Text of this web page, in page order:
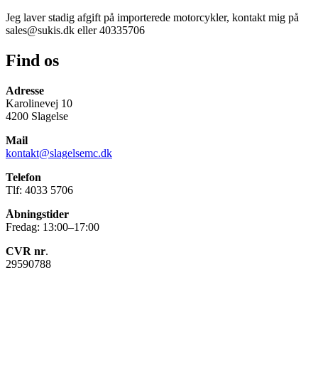
Jeg laver stadig afgift på importerede motorcykler, kontakt mig på
sales@sukis.dk eller 40335706
Find os
Adresse
Karolinevej 10
4200 Slagelse
Mail
kontakt@slagelsemc.dk
Telefon
Tlf: 4033 5706
Åbningstider
Fredag: 13:00–17:00
CVR nr.
29590788